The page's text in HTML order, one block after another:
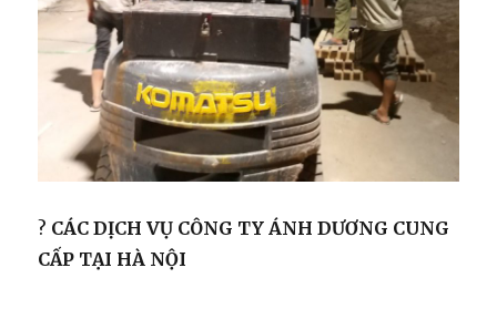
? CÁC DỊCH VỤ CÔNG TY ÁNH DƯƠNG CUNG
CẤP TẠI HÀ NỘI